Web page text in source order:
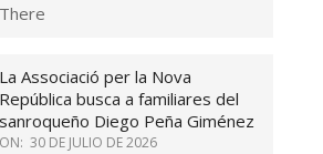
There
La Associació per la Nova
República busca a familiares del
sanroqueño Diego Peña Giménez
ON: 30 DE JULIO DE 2026